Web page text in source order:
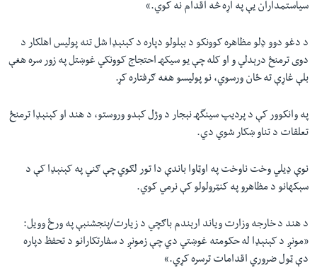
سیاستمداران یې په اړه څه اقدام نه کوي.»
د دغو دوو ډلو مظاهره کوونکو د بېلولو دپاره د کېنېډا شل تنه پولیس اهلکار د
دوی ترمنځ درېدلي و او کله چې یو سیکهـ احتجاج کوونکي غوښتل په زور سره هغې
بلې غاړې ته ځان ورسوي، نو پولیسو هغه ګرفتاره کړ.
په وانکوور کې د پردیپ سینگهـ نېجار د وژل کېدو وروستو، د هند او کېنېډا ترمنځ
تعلقات د تناو ښکار شوي دي.
نوې ډيلي وخت ناوخت په اوټاوا باندې دا تور لګوي چې ګني په کېنېډا کې د
سېکهانو د مظاهرو په کنټرولولو کې نرمي کوي.
د هند د خارجه وزارت ویاند ارېندم باګچي د زیارت/پنجشنبې په ورځ وویل:
«مونږ د کېنېډا له حکومته غوښتي دي چې زمونږ د سفارتکارانو د تحفظ دپاره
دې ټول ضروري اقدامات ترسره کړي.»